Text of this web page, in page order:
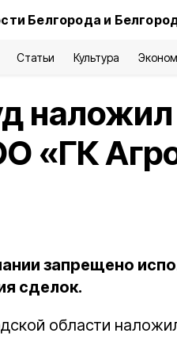
Белгорода и
Статьи Культура
наложил
«ГК
запрещено
сделок.
области